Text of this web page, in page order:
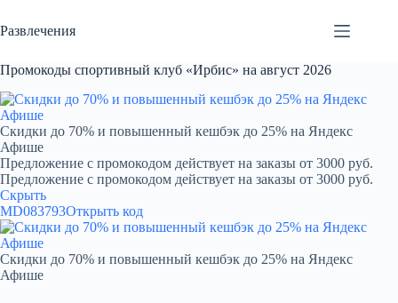
к
сути
Развлечения
Промокоды спортивный клуб «Ирбис» на август 2026
Скидки до 70% и повышенный кешбэк до 25% на Яндекс
Афише
Предложение с промокодом действует на заказы от 3000 руб.
Предложение с промокодом действует на заказы от 3000 руб.
Скрыть
MD083793Открыть код
Скидки до 70% и повышенный кешбэк до 25% на Яндекс
Афише